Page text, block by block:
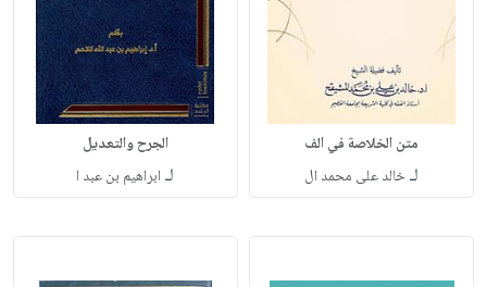
متن الخلاصة في الف
لـخالد على محمد ال
الجرح والتعديل
لـ ابراهيم بن عبد ا